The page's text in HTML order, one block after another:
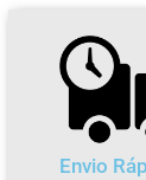
Envio